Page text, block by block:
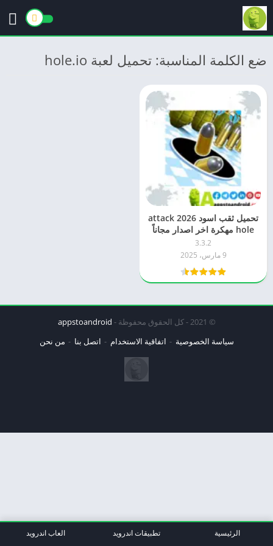
ضع الكلمة المناسبة: تحميل لعبة hole.io
تحميل ثقب اسود 2026 attack
hole مهكرة اخر اصدار مجاناً
3.3.2
9 مارس، 2025
© 2021 - كل الحقوق محفوظة -
appstoandroid
سياسة الخصوصية
اتفاقية الاستخدام اتصل بنا من نحن
الرئيسية تطبيقات اندرويد العاب اندرويد